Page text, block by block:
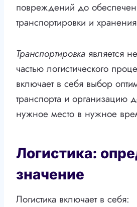
повреждений до
транспортировки и
Транспортировка является
частью логистического
включает в себя выбор
транспорта и организацию
нужное место в нужное
Логистика:
значение
Логистика включает в себя: